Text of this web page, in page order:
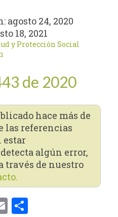
agosto 24, 2020
18, 2021
y Protección Social
de 2020
hace más de
las referencias
estar
algún error,
través de nuestro
Email